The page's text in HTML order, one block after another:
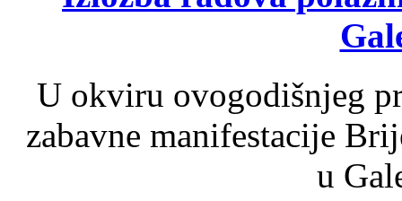
U okviru ovogodišnjeg
zabavne manifestacije
u